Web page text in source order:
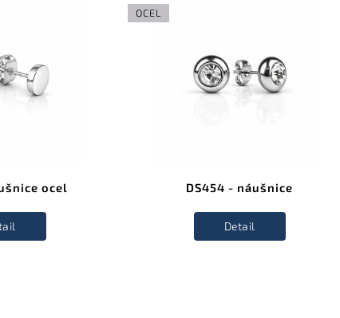
ocel
OCEL
DS454 - náušnice
Detail